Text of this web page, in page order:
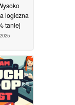
logiczna
taniej